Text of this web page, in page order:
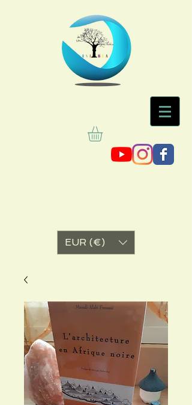
EUR (€)